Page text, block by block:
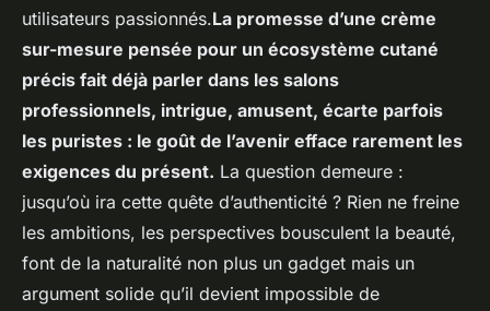
utilisateurs passionnés.La promesse d’une crème
sur-mesure pensée pour un écosystème cutané
précis fait déjà parler dans les salons
professionnels, intrigue, amusent, écarte parfois
les puristes : le goût de l’avenir efface rarement les
exigences du présent. La question demeure :
jusqu’où ira cette quête d’authenticité ? Rien ne freine
les ambitions, les perspectives bousculent la beauté,
font de la naturalité non plus un gadget mais un
argument solide qu’il devient impossible de